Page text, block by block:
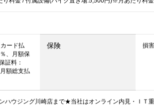
ード払
、月額保
証料：
額総支払
保険 損
ハウジング川崎店まで★当社はオンライン内見・ＩＴ